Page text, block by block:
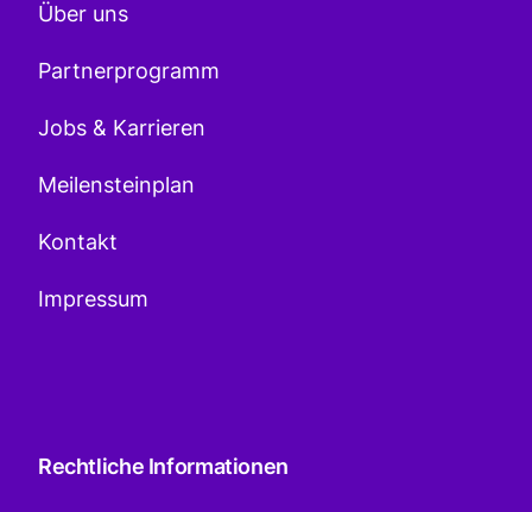
Über uns
Partnerprogramm
Jobs & Karrieren
Meilensteinplan
Kontakt
Impressum
Rechtliche Informationen